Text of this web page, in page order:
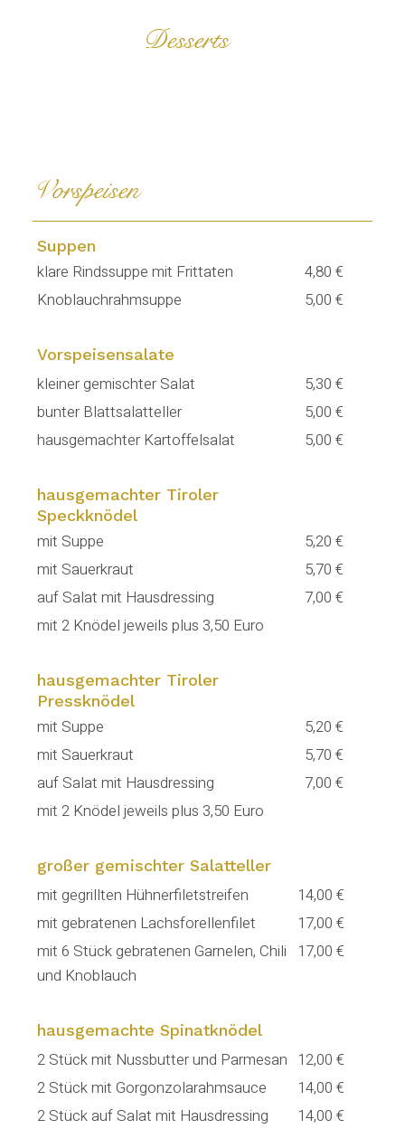
Desserts
Vorspeisen
Suppen
klare Rindssuppe mit Frittaten
4,80 €
Knoblauchrahmsuppe
5,00 €
Vorspeisensalate
kleiner gemischter Salat
5,30 €
bunter Blattsalatteller
5,00 €
hausgemachter Kartoffelsalat
5,00 €
hausgemachter Tiroler
Speckknödel
mit Suppe
5,20 €
mit Sauerkraut
5,70 €
auf Salat mit Hausdressing
7,00 €
mit 2 Knödel jeweils plus 3,50 Euro
hausgemachter Tiroler
Pressknödel
mit Suppe
5,20 €
mit Sauerkraut
5,70 €
auf Salat mit Hausdressing
7,00 €
mit 2 Knödel jeweils plus 3,50 Euro
großer gemischter Salatteller
mit gegrillten Hühnerfiletstreifen
14,00 €
mit gebratenen Lachsforellenfilet
17,00 €
mit 6 Stück gebratenen Garnelen, Chili
und Knoblauch
17,00 €
hausgemachte Spinatknödel
2 Stück mit Nussbutter und Parmesan 12,00 €
2 Stück mit Gorgonzolarahmsauce
14,00 €
2 Stück auf Salat mit Hausdressing
14,00 €